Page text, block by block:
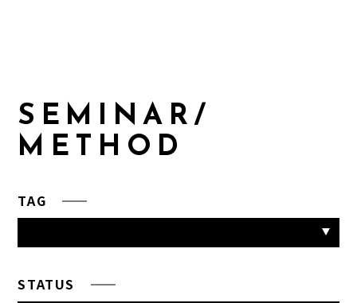
S E M I NA R /
M E T H O D
STATUS
TAG